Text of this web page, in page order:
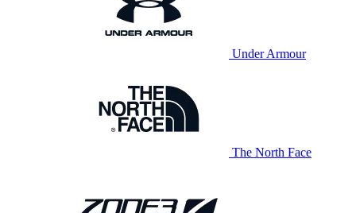
Under Armour
The North Face